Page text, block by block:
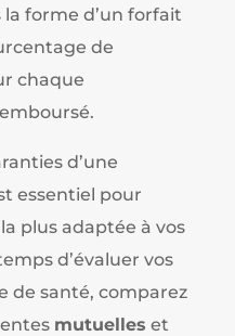
la forme d’un forfait
de
chaque
d’une
essentiel pour
la plus adaptée à vos
d’évaluer vos
de santé, comparez
mutuelles et